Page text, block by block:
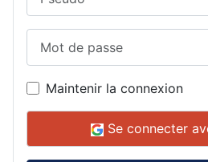
Maintenir la connexion
Se connecter